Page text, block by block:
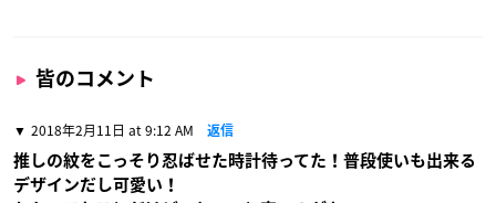
皆のコメント
2018年2月11日 at 9:12 AM 返信
推しの紋をこっそり忍ばせた時計待ってた！普段使いも出来る
デザインだし可愛い！